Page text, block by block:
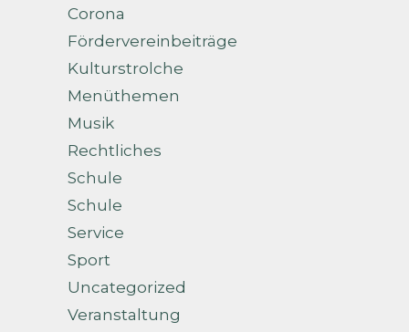
Corona
Fördervereinbeiträge
Kulturstrolche
Menüthemen
Musik
Rechtliches
Schule
Schule
Service
Sport
Uncategorized
Veranstaltung